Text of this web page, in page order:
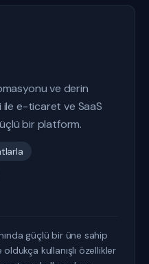
ve derin
e-ticaret ve SaaS
bir platform.
güçlü bir üne sahip
kullanışlı özellikler